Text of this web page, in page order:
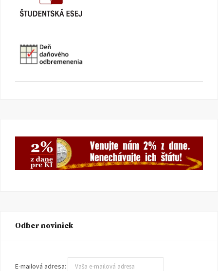
Odber noviniek
E-mailová adresa: